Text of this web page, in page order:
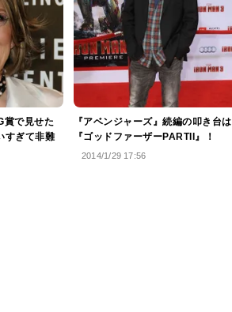
賞で見せた
すぎて非難
『アベンジャーズ』続編の叩き台は
『ゴッドファーザーPARTII』！
2014/1/29 17:56